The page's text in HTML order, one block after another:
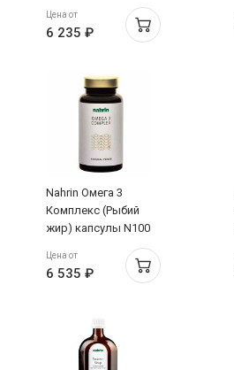
Цена от
6 235 ₽
Nahrin Омега 3
Комплекс (Рыбий
жир) капсулы N100
Цена от
6 535 ₽